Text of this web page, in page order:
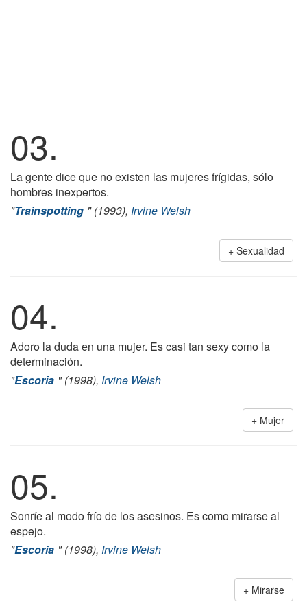
03.
La gente dice que no existen las mujeres frígidas, sólo
hombres inexpertos.
"Trainspotting " (1993), Irvine Welsh
Sexualidad
04.
Adoro la duda en una mujer. Es casi tan sexy como la
determinación.
"Escoria " (1998), Irvine Welsh
Mujer
05.
Sonríe al modo frío de los asesinos. Es como mirarse al
espejo.
"Escoria " (1998), Irvine Welsh
Mirarse